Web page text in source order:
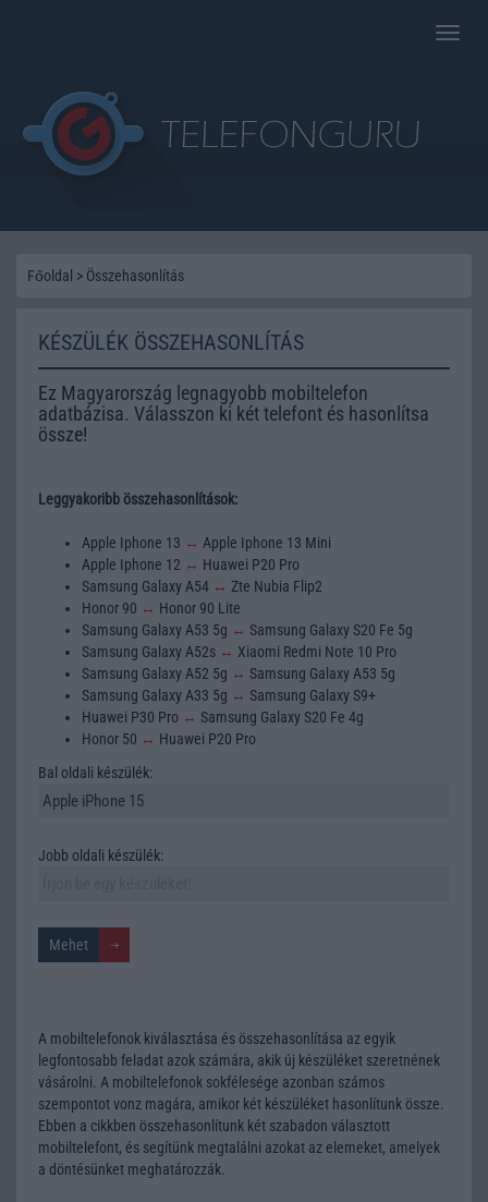
Toggle
Főoldal > Összehasonlítás
KÉSZÜLÉK ÖSSZEHASONLÍTÁS
Ez Magyarország legnagyobb mobiltelefon
adatbázisa. Válasszon ki két telefont és hasonlítsa
össze!
Leggyakoribb összehasonlítások:
Apple Iphone 13 ↔ Apple Iphone 13 Mini
Apple Iphone 12 ↔ Huawei P20 Pro
Samsung Galaxy A54 ↔ Zte Nubia Flip2
Honor 90 ↔ Honor 90 Lite
Samsung Galaxy A53 5g ↔ Samsung Galaxy S20 Fe 5g
Samsung Galaxy A52s ↔ Xiaomi Redmi Note 10 Pro
Samsung Galaxy A52 5g ↔ Samsung Galaxy A53 5g
Samsung Galaxy A33 5g ↔ Samsung Galaxy S9+
Huawei P30 Pro ↔ Samsung Galaxy S20 Fe 4g
Honor 50 ↔ Huawei P20 Pro
Bal oldali készülék:
Jobb oldali készülék:
A mobiltelefonok kiválasztása és összehasonlítása az egyik
legfontosabb feladat azok számára, akik új készüléket szeretnének
vásárolni. A mobiltelefonok sokfélesége azonban számos
szempontot vonz magára, amikor két készüléket hasonlítunk össze.
Ebben a cikkben összehasonlítunk két szabadon választott
mobiltelefont, és segítünk megtalálni azokat az elemeket, amelyek
a döntésünket meghatározzák.